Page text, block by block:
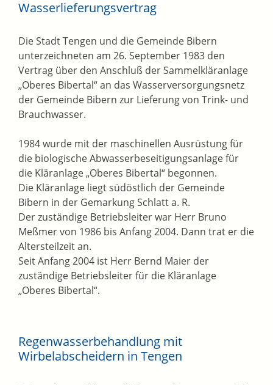
Wasserlieferungsvertrag
Die Stadt Tengen und die Gemeinde Bibern
unterzeichneten am 26. September 1983 den
Vertrag über den Anschluß der Sammelkläranlage
„Oberes Bibertal“ an das Wasserversorgungsnetz
der Gemeinde Bibern zur Lieferung von Trink- und
Brauchwasser.
1984 wurde mit der maschinellen Ausrüstung für
die biologische Abwasserbeseitigungsanlage für
die Kläranlage „Oberes Bibertal“ begonnen.
Die Kläranlage liegt südöstlich der Gemeinde
Bibern in der Gemarkung Schlatt a. R.
Der zuständige Betriebsleiter war Herr Bruno
Meßmer von 1986 bis Anfang 2004. Dann trat er die
Altersteilzeit an.
Seit Anfang 2004 ist Herr Bernd Maier der
zuständige Betriebsleiter für die Kläranlage
„Oberes Bibertal“.
Regenwasserbehandlung mit
Wirbelabscheidern in Tengen